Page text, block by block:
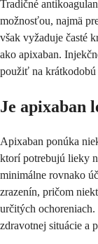
Tradičné
možnosťou, najmä
však vyžaduje časté
ako apixaban.
použiť na
Je apixaban
Apixaban ponúka
ktorí potrebujú lieky
minimálne rovnako
zrazenín, pričom
určitých
zdravotnej situácie a